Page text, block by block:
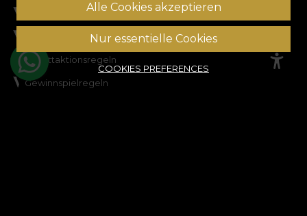
Alle Cookies akzeptieren
Nur essentielle Cookies
COOKIES PREFERENCES
Allgemeine Geschäftsbedingungen
Rabattaktionsregeln
Gewinnspielregeln